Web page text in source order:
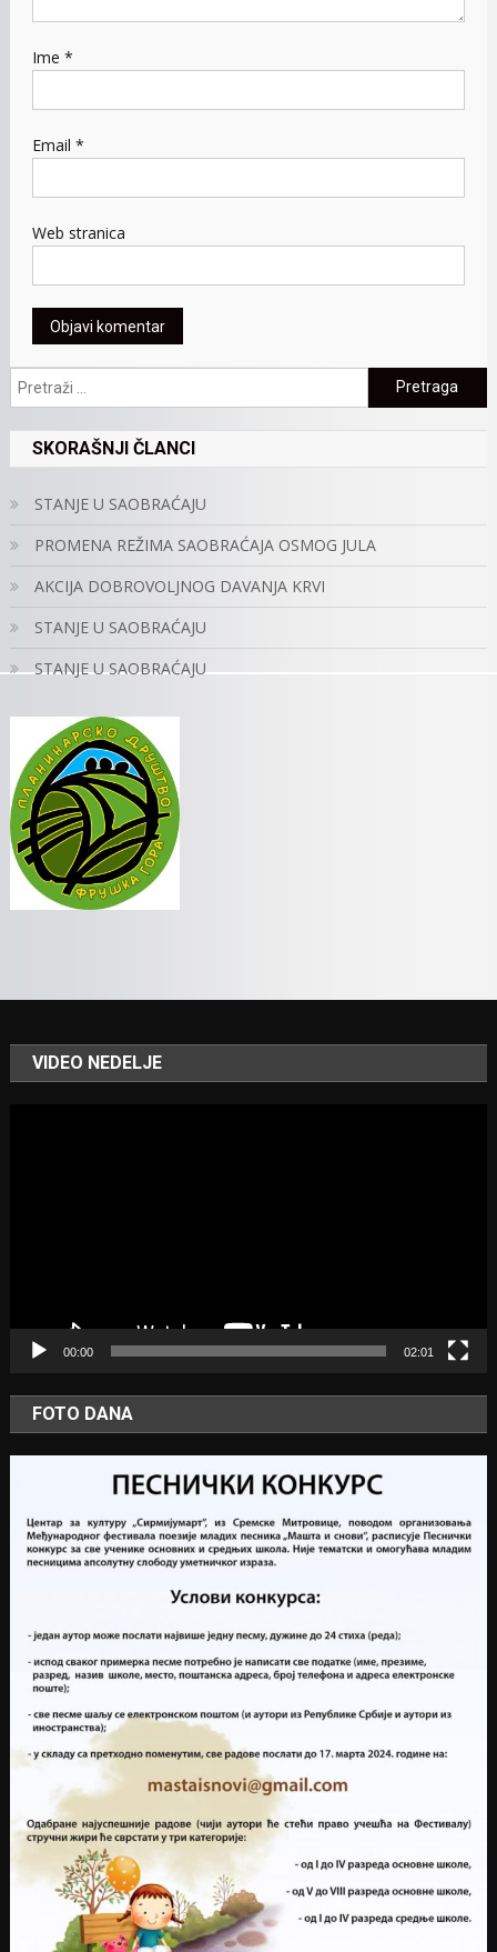
Ime *
Email *
Web stranica
Pretraga:
SKORAŠNJI ČLANCI
STANJE U SAOBRAĆAJU
PROMENA REŽIMA SAOBRAĆAJA OSMOG JULA
AKCIJA DOBROVOLJNOG DAVANJA KRVI
STANJE U SAOBRAĆAJU
STANJE U SAOBRAĆAJU
VIDEO NEDELJE
00:00 02:01
FOTO DANA